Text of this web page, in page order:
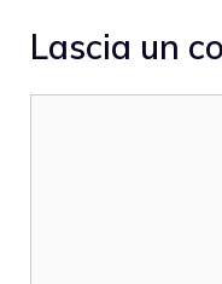
Lascia un